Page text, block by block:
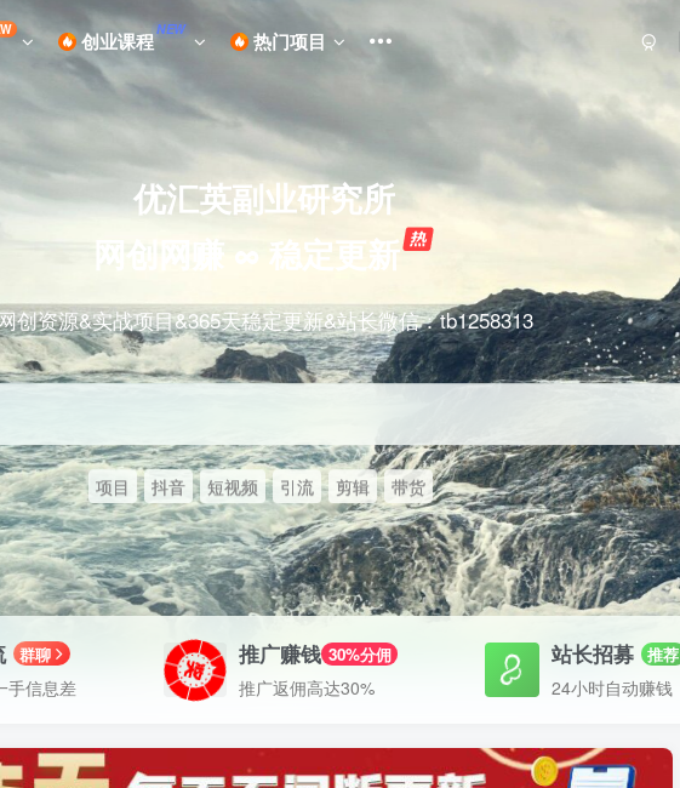
创业课程NEW 热门项目
优汇英副业研究所
网创网赚 ∞ 稳定更新
创资源&实战项目&365天稳定更新&站长微信：tb1258313
项目 抖音 短视频 引流 剪辑 带货
群聊
手信息差
推广赚钱 30%分佣
推广返佣高达30%
站长招募 推荐
24小时自动赚钱